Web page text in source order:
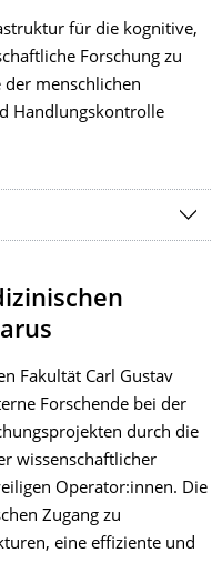
für die kognitive,
Forschung zu
menschlichen
Handlungskontrolle
Fakultät Carl Gustav
Forschende bei der
durch die
wissenschaftlicher
Operator:innen. Die
Zugang zu
eine effiziente und